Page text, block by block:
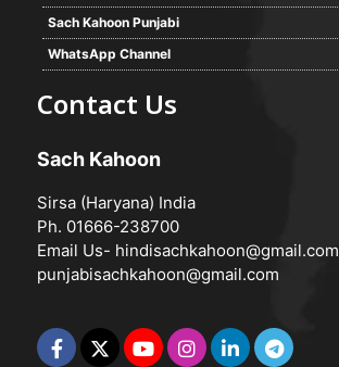
Sach Kahoon Punjabi
WhatsApp Channel
Contact Us
Sach Kahoon
Sirsa (Haryana) India
Ph. 01666-238700
Email Us- hindisachkahoon@gmail.com
punjabisachkahoon@gmail.com